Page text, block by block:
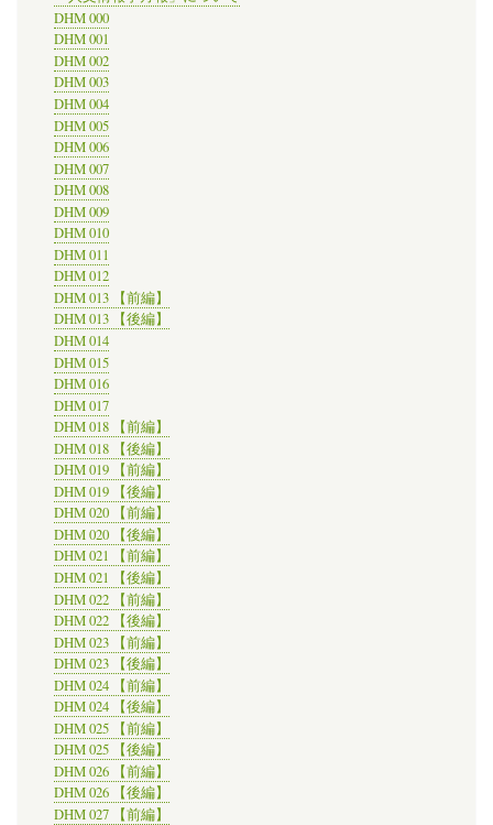
Japanese
DHM 000
DHM 001
DHM 002
DHM 003
DHM 004
DHM 005
DHM 006
DHM 007
DHM 008
DHM 009
DHM 010
DHM 011
DHM 012
DHM 013 【前編】
DHM 013 【後編】
DHM 014
DHM 015
DHM 016
DHM 017
DHM 018 【前編】
DHM 018 【後編】
DHM 019 【前編】
DHM 019 【後編】
DHM 020 【前編】
DHM 020 【後編】
DHM 021 【前編】
DHM 021 【後編】
DHM 022 【前編】
DHM 022 【後編】
DHM 023 【前編】
DHM 023 【後編】
DHM 024 【前編】
DHM 024 【後編】
DHM 025 【前編】
DHM 025 【後編】
DHM 026 【前編】
DHM 026 【後編】
DHM 027 【前編】